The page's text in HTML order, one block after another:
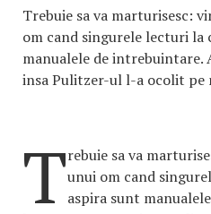
Trebuie sa va marturisesc:
om cand singurele lecturi la
manualele de
insa Pulitzer-ul l-a ocolit pe
Trebuie sa va
unui om cand
aspira sunt